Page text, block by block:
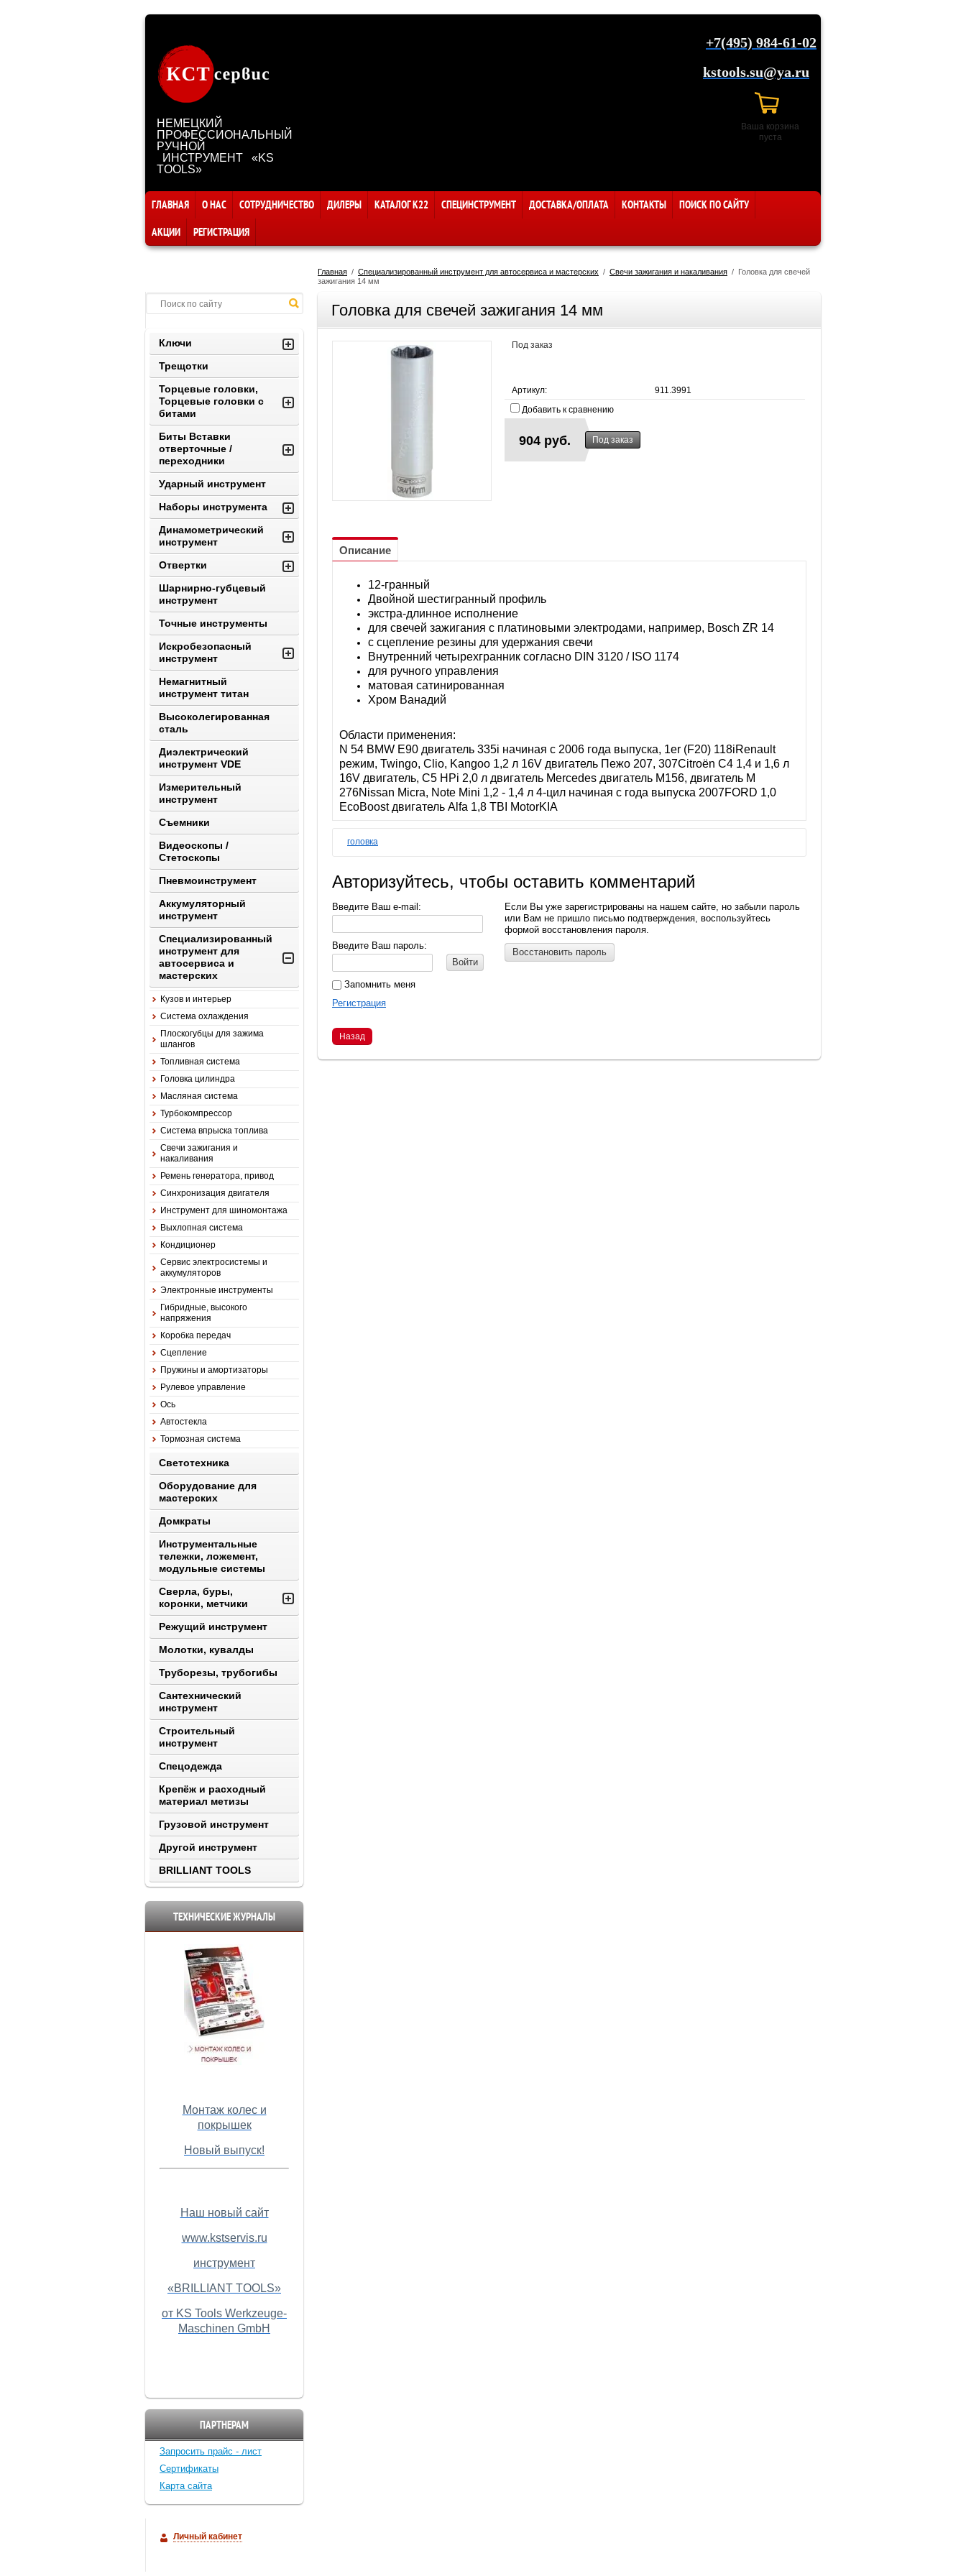
НЕМЕЦКИЙ
ПРОФЕССИОНАЛЬНЫЙ
РУЧНОЙ
ИНСТРУМЕНТ «KS
TOOLS»
+7(495) 984-61-02
kstools.su@ya.ru
Ваша корзина
пуста
ГЛАВНАЯ О НАС СОТРУДНИЧЕСТВО ДИЛЕРЫ КАТАЛОГ К22 СПЕЦИНСТРУМЕНТ ДОСТАВКА/ОПЛАТА КОНТАКТЫ
ПОИСК ПО САЙТУ
АКЦИИ
РЕГИСТРАЦИЯ
Главная
  /
Специализированный инструмент для автосервиса и мастерских
  /
Свечи зажигания и накаливания
  /  Головка для свечей
зажигания 14 мм
Ключи
Трещотки
Торцевые головки,
Торцевые головки с
битами
Биты Вставки
отверточные /
переходники
Ударный инструмент
Наборы инструмента
Динамометрический
инструмент
Отвертки
Шарнирно-губцевый
инструмент
Точные инструменты
Искробезопасный
инструмент
Немагнитный
инструмент титан
Высоколегированная
сталь
Диэлектрический
инструмент VDE
Измерительный
инструмент
Съемники
Видеоскопы /
Стетоскопы
Пневмоинструмент
Аккумуляторный
инструмент
Специализированный
инструмент для
автосервиса и
мастерских
Кузов и интерьер
Система охлаждения
Плоскогубцы для зажима
шлангов
Топливная система
Головка цилиндра
Масляная система
Турбокомпрессор
Система впрыска топлива
Свечи зажигания и
накаливания
Ремень генератора, привод
Синхронизация двигателя
Инструмент для шиномонтажа
Выхлопная система
Кондиционер
Сервис электросистемы и
аккумуляторов
Электронные инструменты
Гибридные, высокого
напряжения
Коробка передач
Сцепление
Пружины и амортизаторы
Рулевое управление
Ось
Автостекла
Тормозная система
Светотехника
Оборудование для
мастерских
Домкраты
Инструментальные
тележки, ложемент,
модульные системы
Сверла, буры,
коронки, метчики
Режущий инструмент
Молотки, кувалды
Труборезы, трубогибы
Сантехнический
инструмент
Строительный
инструмент
Спецодежда
Крепёж и расходный
материал метизы
Грузовой инструмент
Другой инструмент
BRILLIANT TOOLS
ТЕХНИЧЕСКИЕ ЖУРНАЛЫ
Монтаж колес и
покрышек
Новый выпуск!
Наш новый сайт
www.kstservis.ru
инструмент
«BRILLIANT TOOLS»
от KS Tools Werkzeuge-
Maschinen GmbH
ПАРТНЕРАМ
Запросить прайс - лист
Cертификаты
Карта сайта
Личный кабинет
Головка для свечей зажигания 14 мм
Под заказ
Артикул:
911.3991
Добавить к сравнению
904 руб.
Описание
12-гранный
Двойной шестигранный профиль
экстра-длинное исполнение
для свечей зажигания с платиновыми электродами, например, Bosch ZR 14
с сцепление резины для удержания свечи
Внутренний четырехгранник согласно DIN 3120 / ISO 1174
для ручного управления
матовая сатинированная
Хром Ванадий
Области применения:
N 54 BMW E90 двигатель 335i начиная с 2006 года выпуска, 1er (F20) 118iRenault
режим, Twingo, Clio, Kangoo 1,2 л 16V двигатель Пежо 207, 307Citroën C4 1,4 и 1,6 л
16V двигатель, C5 HPi 2,0 л двигатель Mercedes двигатель M156, двигатель М
276Nissan Micra, Note Mini 1,2 - 1,4 л 4-цил начиная с года выпуска 2007FORD 1,0
EcoBoost двигатель Alfa 1,8 TBI MotorKIA
головка
Авторизуйтесь, чтобы оставить комментарий
Введите Ваш e-mail:
Введите Ваш пароль:
Войти
Запомнить меня
Регистрация
Если Вы уже зарегистрированы на нашем сайте, но забыли пароль
или Вам не пришло письмо подтверждения, воспользуйтесь
формой восстановления пароля.
Восстановить пароль
Назад